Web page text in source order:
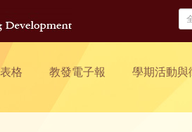
格 教發電子報 學期活動與